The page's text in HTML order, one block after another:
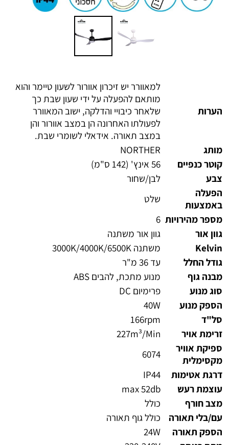
הערות
למאוורר יש זיכרון אוורור לשעון טיימר והוא
מותאם להפעלה על ידי שעון שבת כך
שלאחר כיבויי והדלקה, ישוב המאוורר
לפעולתו האחרונה הן במצב אוורור והן
במצב תאורה. אידאלי לשומרי שבת.
מותג
NORTHER
קוטר כנפיים
56 אינץ' (142 ס"מ)
צבע
לבן/שחור
הפעלה
באמצעות
שלט
מספר מהירויות 6
גוון אור
גוון אור משתנה
Kelvin
משתנה 3000K/4000K/6500K
גודל החלל
עד 36 מ"ר
מבנה גוף
מנוע מתכת, להבים ABS
סוג מנוע
פרימיום DC
הספק מנוע
40W
סל"ד
166rpm
זרימת אויר
227m³/Min
ספיקת אוויר
מקסימלית
6074
דרגת אטימות
IP44
עוצמת רעש
max 52db
מצב חורף
כולל
עם/בלי תאורה
כולל גוף תאורה
הספק תאורה
24W